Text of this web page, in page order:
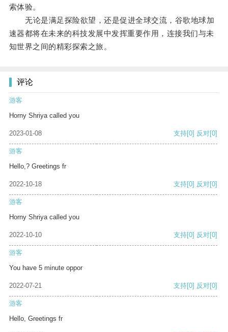
索体验。
无论是满足探险欲望，还是促进全球交流，谷歌地球加
速器都将在未来的科技发展中发挥重要作用，连接我们与未
知世界之间的精彩探索之旅。
评论
游客
Horny Shriya called you
2023-01-08 支持[0] 反对[0]
游客
Hello,? Greetings fr
2022-10-18 支持[0] 反对[0]
游客
Horny Shriya called you
2022-10-10 支持[0] 反对[0]
游客
You have 5 minute oppor
2022-07-21 支持[0] 反对[0]
游客
Hello, Greetings fr